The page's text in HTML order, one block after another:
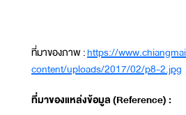
ที่มาของภาพ :https://
content/uploads/2017/02/p8-2.jpg
ที่มาของแหล่งข้อมูล (Reference) :